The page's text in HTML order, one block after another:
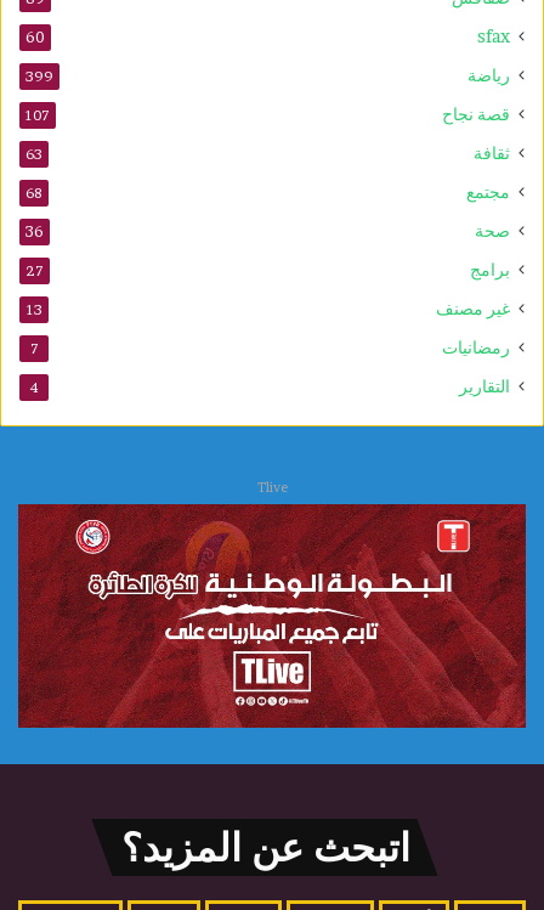
sfax
60
رياضة 399
قصة نجاح 107
ثقافة 63
مجتمع 68
صحة 36
برامج 27
غير مصنف 13
رمضانيات 7
التقارير 4
Tlive
اتبحث عن المزيد؟